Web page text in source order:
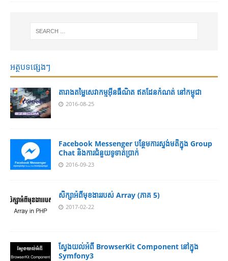
អត្ថបទផ្សេងៗ
តារាងតម្លៃសេវាកម្មអុីនធឺណិត ឥតដែនកំណត់ នៅកម្ពុជា
2016-08-25
Facebook Messenger បន្ថែមការស្ទង់មតិក្នុង Group
Chat និងការជំនួយទូទាត់ប្រាក់
2016-09-23
សិក្សាអំពីមុខងាររបស់ Array (ភាគ 5)
2017-02-22
ស្វែងយល់អំពី BrowserKit Component នៅក្នុង
Symfony3